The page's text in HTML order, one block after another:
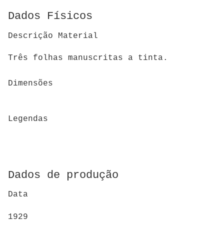
Dados Físicos
Descrição Material
Três folhas manuscritas a tinta.
Dimensões
Legendas
Dados de produção
Data
1929